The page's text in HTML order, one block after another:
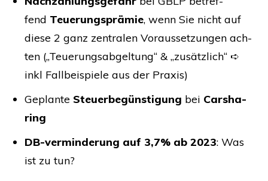
fend Teue­rungs­prä­mie, wenn Sie nicht auf
die­se 2 ganz zen­tra­len Vor­aus­set­zun­gen ach­
ten („Teue­rungs­ab­gel­tung“ &„zusätz­lich“ ➪
inkl Fall­bei­spie­le aus der Praxis)
Geplan­te Steu­er­be­güns­ti­gung bei Car­sha­
ring
DB-ver­min­de­rung auf 3,7% ab 2023: Was
ist zu tun?